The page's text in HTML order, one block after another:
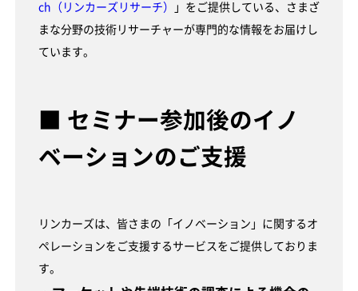
ch（リンカーズリサーチ）
」をご提供している、さまざ
まな分野の技術リサーチャーが専門的な情報をお届けし
ています。
■ セミナー参加後のイノ
ベーションのご支援
リンカーズは、皆さまの「イノベーション」に関するオ
ペレーションをご支援するサービスをご提供しておりま
す。